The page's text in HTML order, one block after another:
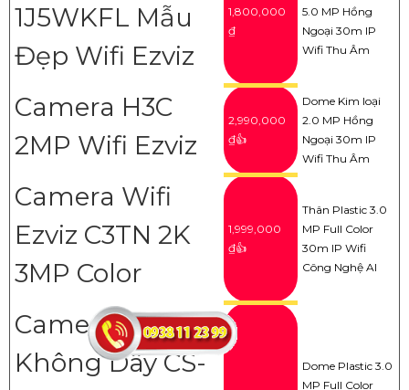
1J5WKFL Mẫu
Đẹp Wifi Ezviz
1,800,000
₫
5.0 MP Hồng
Ngoại 30m IP
Wifi Thu Âm
Camera H3C
2MP Wifi Ezviz
2,990,000
₫👍
Dome Kim loại
2.0 MP Hồng
Ngoại 30m IP
Wifi Thu Âm
Camera Wifi
Ezviz C3TN 2K
3MP Color
1,999,000
₫👍
Thân Plastic 3.0
MP Full Color
30m IP Wifi
Công Nghệ AI
Camera Wifi
Không Dây CS-
Dome Plastic 3.0
MP Full Color